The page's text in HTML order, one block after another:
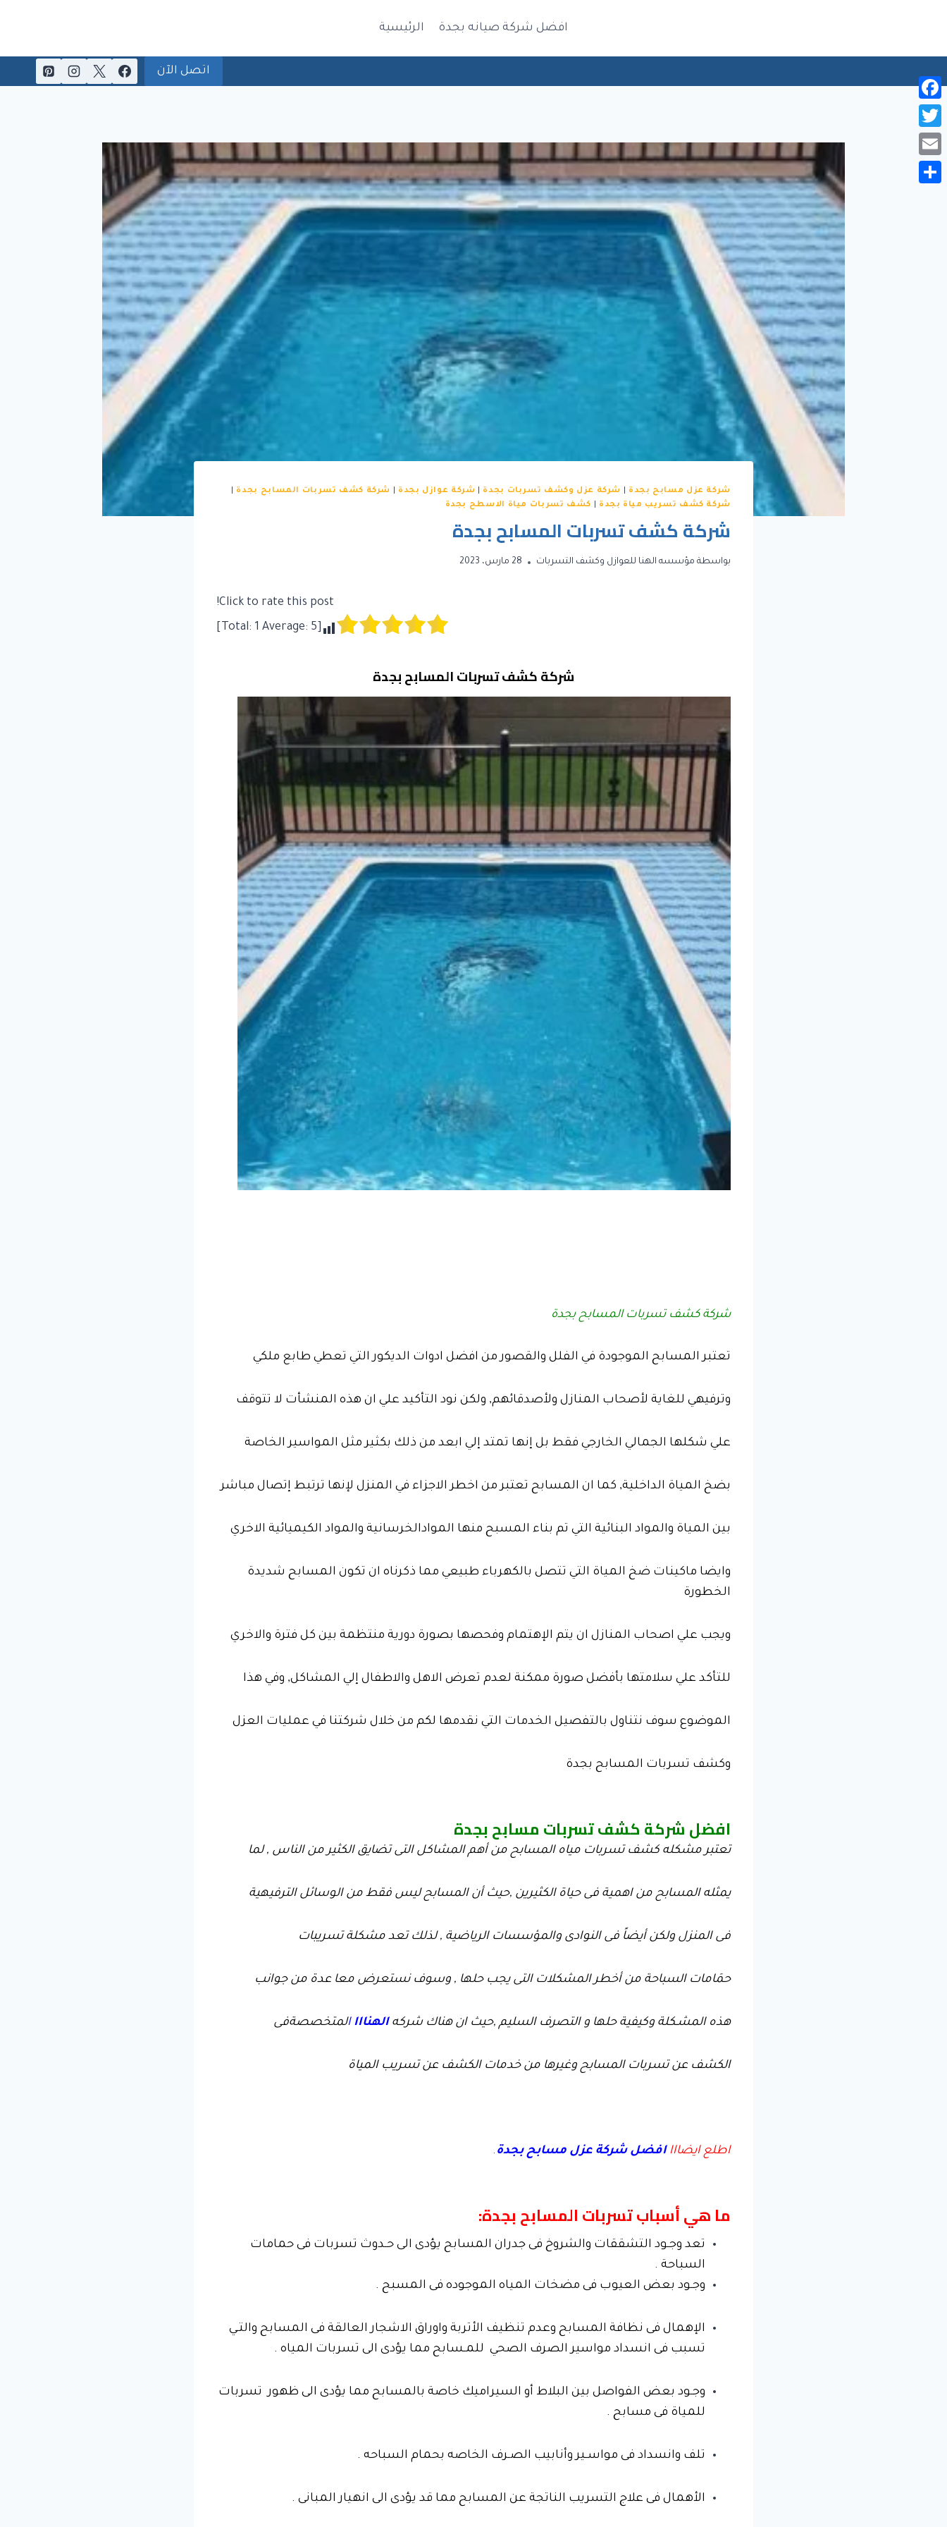
افضل شركة صيانه بجدة الرئيسية
اتصل الآن
شركة عزل مسابح بجدة شركة عزل وكشف تسربات بجدة شركة عوازل بجدة شركة كشف تسربات المسابح بجدة
شركة كشف تسريب مياة بجدة
كشف تسربات مياة الاسطح بجدة
شركة كشف تسربات المسابح بجدة
بواسطة مؤسسه الهنا للعوازل وكشف التسربات 28 مارس، 2023
Click to rate this post!
1 Average: 5
شركة كشف تسربات المسابح بجدة
شركة كشف تسربات المسابح بجدة
تعتبر المسابح الموجودة في الفلل والقصور من افضل ادوات الديكور التي تعطي طابع ملكي
وترفيهي للغاية لأصحاب المنازل ولأصدقائهم, ولكن نود التأكيد علي ان هذه المنشأت لا تتوقف
علي شكلها الجمالي الخارجي فقط بل إنها تمتد إلي ابعد من ذلك بكثير مثل المواسير الخاصة
بضخ المياة الداخلية, كما ان المسابح تعتبر من اخطر الاجزاء في المنزل لإنها ترتبط إتصال مباشر
بين المياة والمواد البنائية التي تم بناء المسبح منها الموادالخرسانية والمواد الكيميائية الاخري
وايضا ماكينات ضخ المياة التي تتصل بالكهرباء طبيعي مما ذكرناه ان تكون المسابح شديدة
الخطورة
ويجب علي اصحاب المنازل ان يتم الإهتمام وفحصها بصورة دورية منتظمة بين كل فترة والاخري
للتأكد علي سلامتها بأفضل صورة ممكنة لعدم تعرض الاهل والاطفال إلي المشاكل, وفي هذا
الموضوع سوف نتناول بالتفصيل الخدمات التي نقدمها لكم من خلال شركتنا في عمليات العزل
وكشف تسربات المسابح بجدة
افضل شركة كشف تسربات مسابح بجدة
تعتبر مشكله كشف تسربات مياه المسابح من أهم المشاكل التى تضايق الكثير من الناس , لما
يمثله المسابح من اهمية فى حياة الكثيرين ,حيث أن المسابح ليس فقط من الوسائل الترفيهية
فى المنزل ولكن أيضاً فى النوادى والمؤسسات الرياضية , لذلك تعد مشكلة تسريبات
حمَامات السباحة من أخطر المشكلات التى يجب حلها , وسوف نستعرض معا عدة من جوانب
هذه المشـكلة وكيفية حلها و التصرف السليم ,حيث ان هناك شركهالهنااا المتخصصةفى
الكشف عن تسربات المسابح وغيرها من خدمات الكشف عن تسريب المياة
اطلع ايضااا افضل شركة عزل مسابح بجدة .
ما هي أسباب تسربات المسابح بجدة:
تعد وجـود التشققات والشروخ فى جدران المسابح يؤدى الى حـدوث تسربات فى حمامات
السباحة .
وجـود بعض العيوب فى مضخات المياه الموجوده فى المسبح .
الإهمال فى نظافة المسابح وعدم تنظيف الأتربة واوراق الاشجار العالقة فى المسابح والتـي
تسبب فى انسداد مواسير الصرف الصحي للمـسابح مما يؤدى الى تسربات المياه .
وجـود بعض الفواصل بين البلاط أو السيراميك خاصة بالمسابح مما يؤدى الى ظهور تسربات
للمياة فى مسابح .
تلف وانسداد فى مواسـير وأنابيب الصـرف الخاصه بحمام السباحه .
الأهمال فى علاج التسريب الناتجة عن المسابح مما قد يؤدى الى انهيار المبانى .
Facebook
Twitter
Email